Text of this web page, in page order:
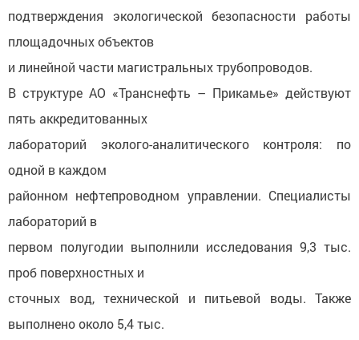
подтверждения экологической безопасности работы
площадочных объектов
и линейной части магистральных трубопроводов.
В структуре АО «Транснефть – Прикамье» действуют
пять аккредитованных
лабораторий эколого-аналитического контроля: по
одной в каждом
районном нефтепроводном управлении. Специалисты
лабораторий в
первом полугодии выполнили исследования 9,3 тыс.
проб поверхностных и
сточных вод, технической и питьевой воды. Также
выполнено около 5,4 тыс.